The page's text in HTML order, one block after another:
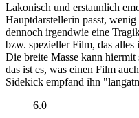
Lakonisch und erstaunlich
Hauptdarstellerin passt,
dennoch irgendwie eine
bzw. spezieller Film, das
Die breite Masse kann hiermit
das ist es, was einen Film
Sidekick empfand ihn
6.0